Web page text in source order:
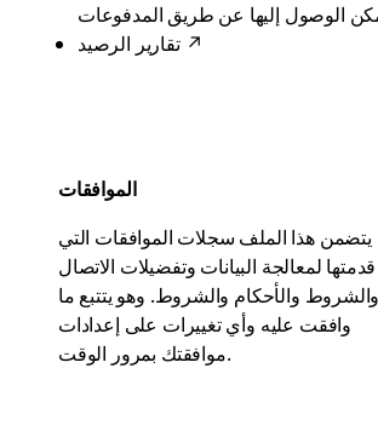
الوصول إليها عن طريق المدفوعات
تقارير الرصيد↗
الموافقات
يتضمن هذا الملف سجلات الموافقات التي
قدمتها لمعالجة البيانات وتفضيلات الاتصال
والشروط والأحكام والشروط. وهو يتتبع ما
وافقت عليه وأي تغييرات على إعدادات
موافقتك بمرور الوقت.